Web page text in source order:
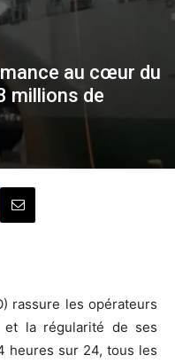
au cœur du
millions de
rassure les opérateurs
et la régularité de ses
heures sur 24, tous les